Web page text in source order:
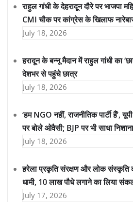
राहुल गांधी के देहरादून दौरे पर भाजपा
CMI चौक पर कांग्रेस के खिलाफ
July 18, 2026
हरादून के बन्नू मैदान में राहुल गांधी का
देशभर से पहुंचे छात्र
July 18, 2026
‘हम NGO नहीं, राजनीतिक पार्टी हैं’,
पर बोले ओवैसी; BJP पर भी साधा निशाना
July 18, 2026
हरेला प्रकृति संरक्षण और लोक संस्कृति
धामी, 10 लाख पौधे लगाने का लिया
July 17, 2026